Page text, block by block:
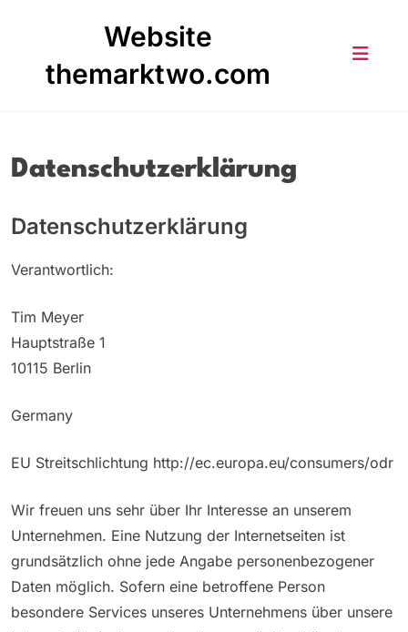
Website
themarktwo.com
Datenschutzerklärung
Datenschutzerklärung
Verantwortlich:
Tim Meyer
Hauptstraße 1
10115 Berlin
Germany
EU Streitschlichtung http://ec.europa.eu/consumers/odr
Wir freuen uns sehr über Ihr Interesse an unserem
Unternehmen. Eine Nutzung der Internetseiten ist
grundsätzlich ohne jede Angabe personenbezogener
Daten möglich. Sofern eine betroffene Person
besondere Services unseres Unternehmens über unsere